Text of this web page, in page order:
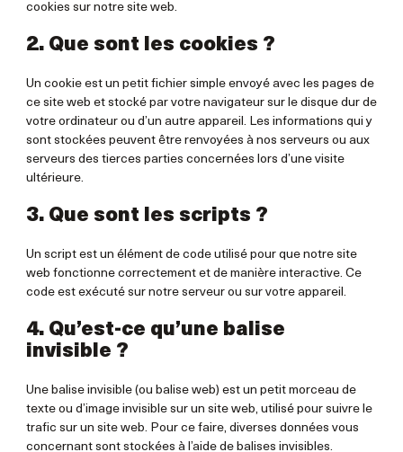
cookies sur notre site web.
2. Que sont les cookies ?
Un cookie est un petit fichier simple envoyé avec les pages de
ce site web et stocké par votre navigateur sur le disque dur de
votre ordinateur ou d’un autre appareil. Les informations qui y
sont stockées peuvent être renvoyées à nos serveurs ou aux
serveurs des tierces parties concernées lors d’une visite
ultérieure.
3. Que sont les scripts ?
Un script est un élément de code utilisé pour que notre site
web fonctionne correctement et de manière interactive. Ce
code est exécuté sur notre serveur ou sur votre appareil.
4. Qu’est-ce qu’une balise
invisible ?
Une balise invisible (ou balise web) est un petit morceau de
texte ou d’image invisible sur un site web, utilisé pour suivre le
trafic sur un site web. Pour ce faire, diverses données vous
concernant sont stockées à l’aide de balises invisibles.